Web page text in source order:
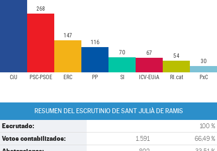
CiU PSC-PSOE ERC PP SI ICV-EUiA RI.cat PxC
268
147
116
70
67 54
30
RESUMEN DEL ESCRUTINIO DE SANT JULIÀ DE RAMIS
Escrutado: 100 %
Votos contabilizados: 1.591 66,49 %